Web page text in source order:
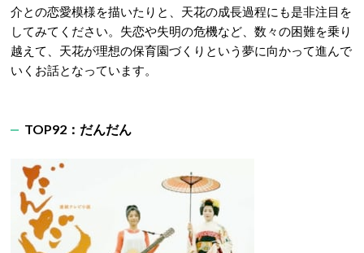
介との恋愛模様を描いたりと、天花の成長過程にも是非注目を
してみてください。失恋や失明の危機など、数々の困難を乗り
越えて、天花が理想の保育園づくりという夢に向かって進んで
いくお話となっています。
TOP92：だんだん